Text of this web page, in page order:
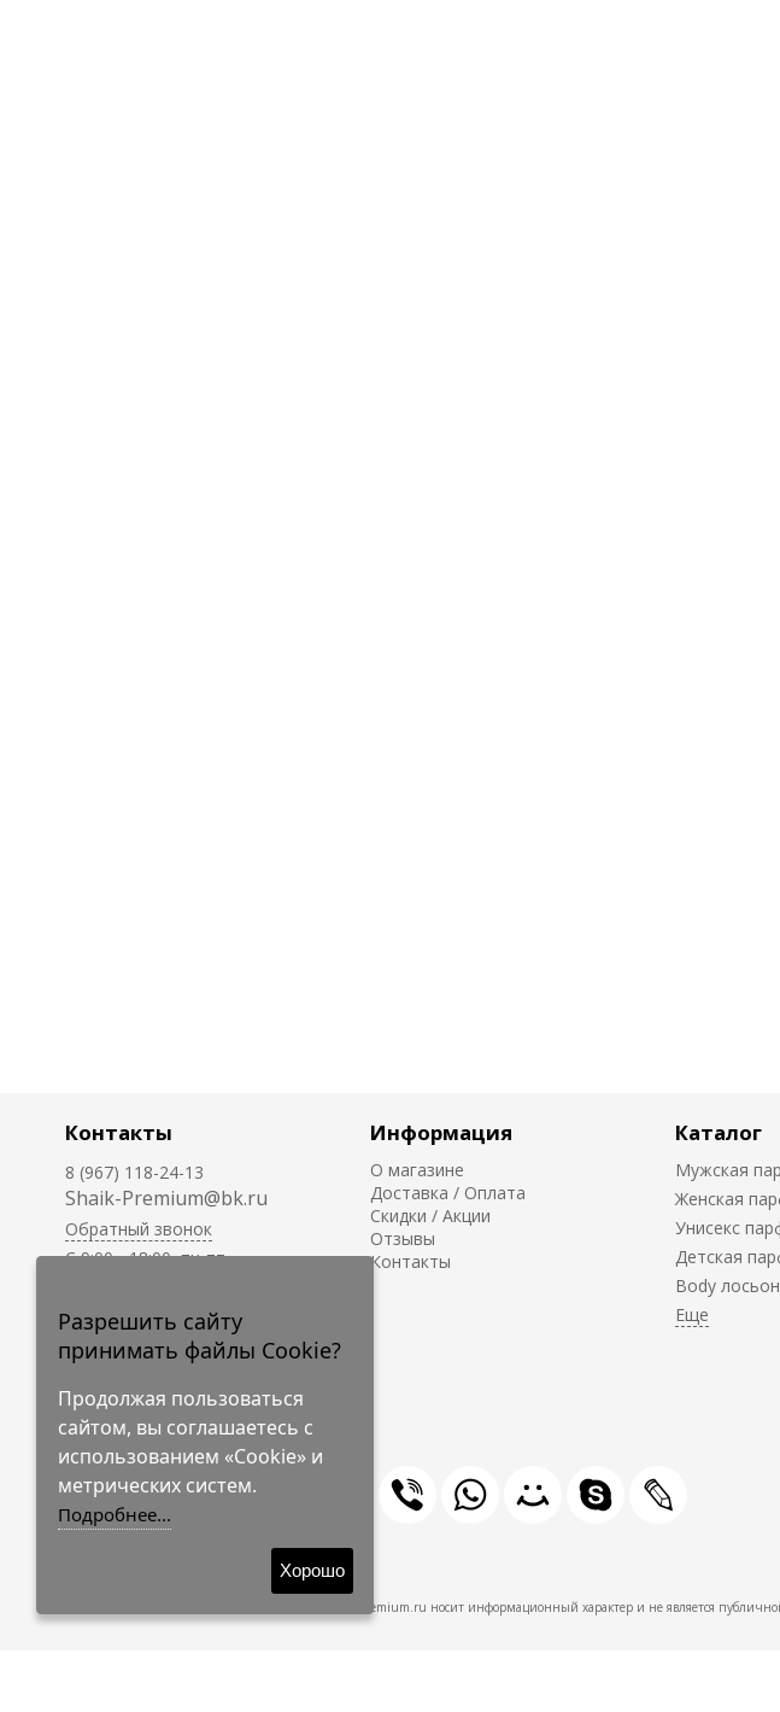
Контакты
8 (967) 118-24-13
Shaik-Premium@bk.ru
Обратный звонок
C 9:00 - 18:00, пн-пт
круглосуточно.
Информация
О магазине
Доставка / Оплата
Скидки / Акции
Отзывы
Контакты
Каталог
Мужская
Женская
Унисекс
Детская
Body
© 2009-2026 Shaik-Premium
Shaik-Premium.ru носит информационный характер и не является
Разрешить сайту
принимать файлы Cookie?
Продолжая пользоваться
сайтом, вы соглашаетесь с
использованием «Cookie» и
метрических систем.
Подробнее...
Хорошо